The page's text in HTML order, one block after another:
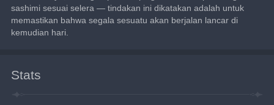
sashimi sesuai selera — tindakan ini dikatakan adalah untuk
memastikan bahwa segala sesuatu akan berjalan lancar di
kemudian hari.
Stats